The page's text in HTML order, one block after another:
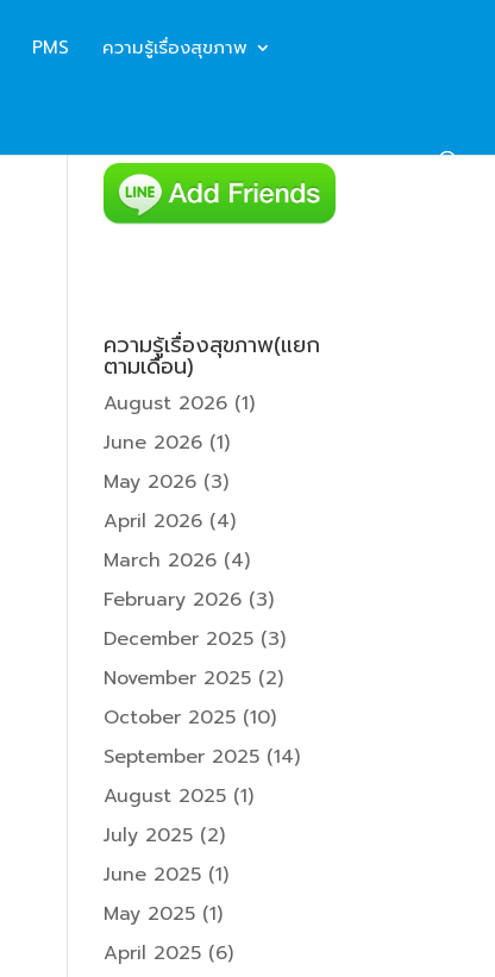
PMS ความรู้เรื่องสุขภาพ
ความรู้เรื่องสุขภาพ(แยก
ตามเดือน)
August 2026 (1)
June 2026 (1)
May 2026 (3)
April 2026 (4)
March 2026 (4)
February 2026 (3)
December 2025 (3)
November 2025 (2)
October 2025 (10)
September 2025 (14)
August 2025 (1)
July 2025 (2)
June 2025 (1)
May 2025 (1)
April 2025 (6)